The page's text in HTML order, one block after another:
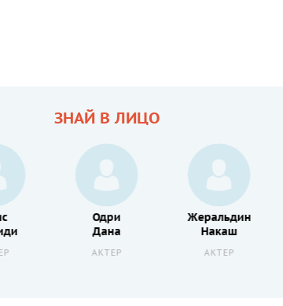
ЗНАЙ В ЛИЦО
Одри
Дана
АКТЕР
Жеральдин
Накаш
АКТЕР